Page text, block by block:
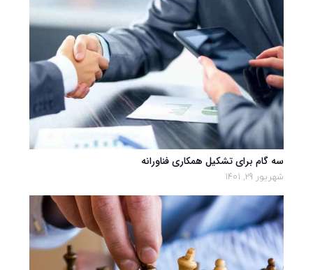
سه گام برای تشکیل همکاری فناورانه
شهریور 29, 1401